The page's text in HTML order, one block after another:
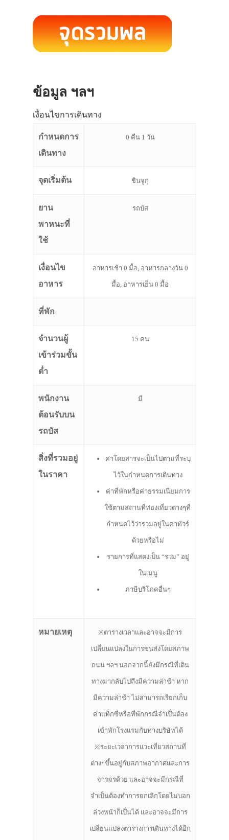
ข้อมูล ฯลฯ
เงื่อนไขการเดินทาง
กำหนดการ
เดินทาง
0 คืน 1 วัน
จุดเริ่มต้น ชินจูกุ
ยาน
พาหนะที่
ใช้
รถบัส
เงื่อนไข
อาหาร
อาหารเช้า 0 มื้อ, อาหารกลางวัน 0
มื้อ, อาหารเย็น 0 มื้อ
ที่พัก
จำนวนผู้
เข้าร่วมขั้น
ต่ำ
15 คน
พนักงาน
ต้อนรับบน
รถบัส
มี
สิ่งที่รวมอยู่
ในราคา
ค่าโดยสารจะเป็นไปตามที่ระบุ
ไว้ในกำหนดการเดินทาง
ค่าที่พักหรือค่าธรรมเนียมการ
ใช้ตามสถานที่ท่องเที่ยวต่างๆที่
กำหนดไว้ว่ารวมอยู่ในค่าทัวร์
ด้วยหรือไม่
รายการที่แสดงเป็น “รวม” อยู่
ในเมนู
ภาษีบริโภคอื่นๆ
หมายเหตุ ※ตารางเวลาและอาจจะมีการ
เปลี่ยนแปลงในการขนส่งโดยสภาพ
ถนน ฯลฯ นอกจากนี้ยังมีกรณีที่เดิน
ทางมากลับไปถึงมีความล่าช้า หาก
มีความล่าช้า ไม่สามารถเรียกเก็บ
ค่าแท็กซี่หรือที่พักกรณีจำเป็นต้อง
เข้าพักโรงแรมกับทางบริษัทได้
※ระยะเวลาการแวะเที่ยวสถานที่
ต่างๆขึ้นอยู่กับสภาพอากาศและการ
จารจรด้วย และอาจจะมีกรณีที่
จำเป็นต้องทำการยกเลิกโดยไม่บอก
ล่วงหน้าก็เป็นได้ และอาจจะมีการ
เปลี่ยนแปลงตารางการเดินทางได้อีก